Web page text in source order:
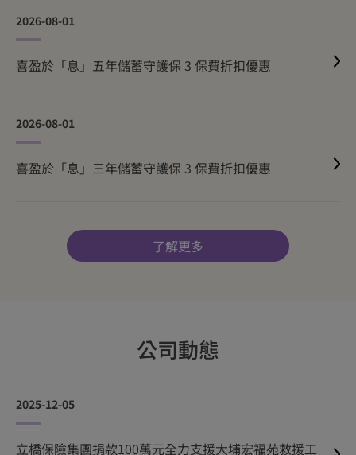
2026-08-01
喜盈於「息」五年儲蓄守護保 3 保費折扣優惠
2026-08-01
喜盈於「息」三年儲蓄守護保 3 保費折扣優惠
了解更多
公司動態
2025-12-05
立橋保險集團捐款100萬元全力支援大埔宏福苑救援工